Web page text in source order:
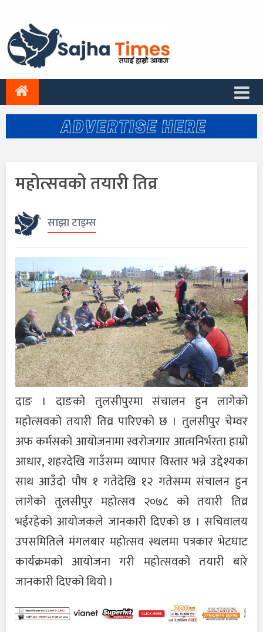
महोत्सवको तयारी तिव्र
साझा टाइम्स
दाङ । दाङको तुलसीपुरमा संचालन हुन लागेको
महोत्सवको तयारी तिव्र पारिएको छ । तुलसीपुर चेम्वर
अफ कर्मसको आयोजनामा स्वरोजगार आत्मनिर्भरता हाम्रो
आधार, शहरदेखि गाउँसम्म व्यापार विस्तार भन्ने उद्देश्यका
साथ आउँदो पौष १ गतेदेखि १२ गतेसम्म संचालन हुन
लागेको तुलसीपुर महोत्सव २०७८ को तयारी तिव्र
भईरहेको आयोजकले जानकारी दिएको छ । सचिवालय
उपसमितिले मंगलबार महोत्सव स्थलमा पत्रकार भेटघाट
कार्यक्रमको आयोजना गरी महोत्सवको तयारी बारे
जानकारी दिएको थियो ।